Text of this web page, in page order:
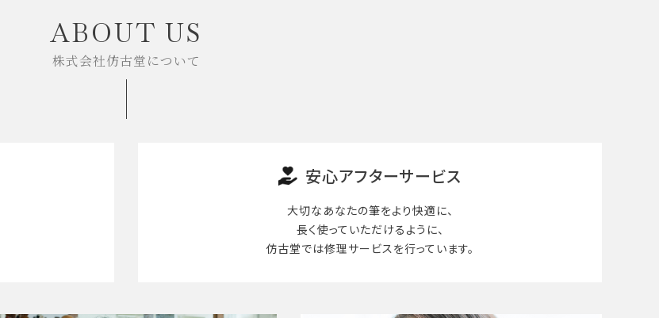
ABOUT US
株式会社仿古堂について
安心アフターサービス
大切なあなたの筆をより快適に、
長く使って いただけるように、
仿古堂では修理サービスを行っています。